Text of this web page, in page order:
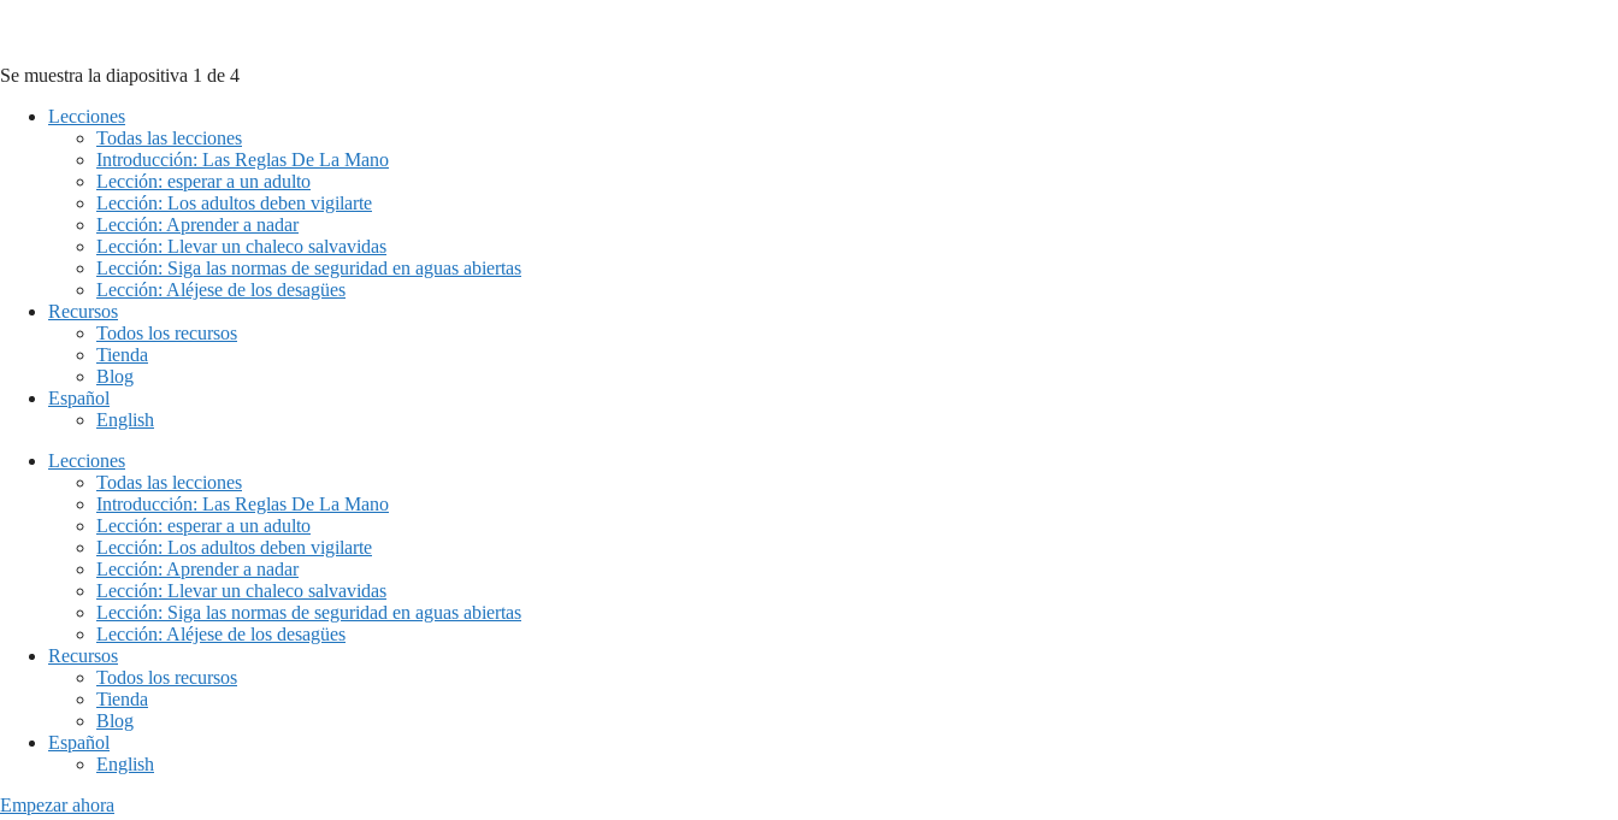
Se muestra la diapositiva 1 de 4
Lecciones
Todas las lecciones
Introducción: Las Reglas De La Mano
Lección: esperar a un adulto
Lección: Los adultos deben vigilarte
Lección: Aprender a nadar
Lección: Llevar un chaleco salvavidas
Lección: Siga las normas de seguridad en aguas abiertas
Lección: Aléjese de los desagües
Recursos
Todos los recursos
Tienda
Blog
Español
English
Lecciones
Todas las lecciones
Introducción: Las Reglas De La Mano
Lección: esperar a un adulto
Lección: Los adultos deben vigilarte
Lección: Aprender a nadar
Lección: Llevar un chaleco salvavidas
Lección: Siga las normas de seguridad en aguas abiertas
Lección: Aléjese de los desagües
Recursos
Todos los recursos
Tienda
Blog
Español
English
Empezar ahora